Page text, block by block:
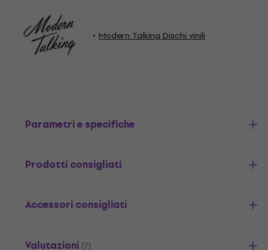
Modern Talking Dischi vinili
Parametri e specifiche
Prodotti consigliati
Accessori consigliati
Valutazioni (7)